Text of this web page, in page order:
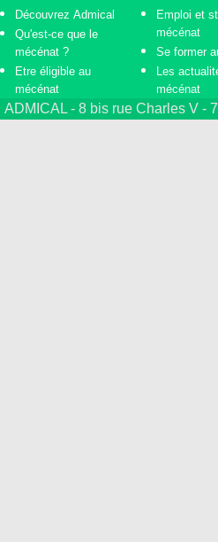
Découvrez Admical
Qu'est-ce que le
mécénat ?
Etre éligible au
mécénat
Emploi et
mécénat
Se former
Les
mécénat
ADMICAL - 8 bis rue Charles V -